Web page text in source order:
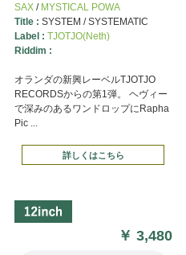
SAX/ MYSTICAL POWA
Title : SYSTEM / SYSTEMATIC
Label : TJOTJO(Neth)
Riddim :
オランダの新興レーベルTJOTJO
RECORDSからの第1弾。 ヘヴィー
で深みのあるワンドロップにRapha
Pic ...
詳しくはこちら
￥3,480